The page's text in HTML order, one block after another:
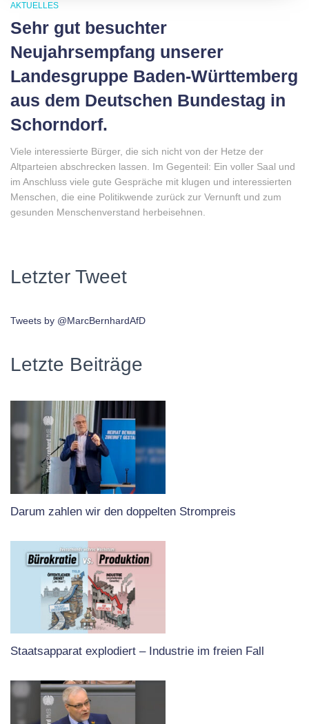
AKTUELLES
Sehr gut besuchter
Neujahrsempfang unserer
Landesgruppe Baden-Württemberg
aus dem Deutschen Bundestag in
Schorndorf.
Viele interessierte Bürger, die sich nicht von der Hetze der
Altparteien abschrecken lassen. Im Gegenteil: Ein voller Saal und
im Anschluss viele gute Gespräche mit klugen und interessierten
Menschen, die eine Politikwende zurück zur Vernunft und zum
gesunden Menschenverstand herbeisehnen.
Letzter Tweet
Tweets by @MarcBernhardAfD
Letzte Beiträge
Darum zahlen wir den doppelten Strompreis
Staatsapparat explodiert – Industrie im freien Fall